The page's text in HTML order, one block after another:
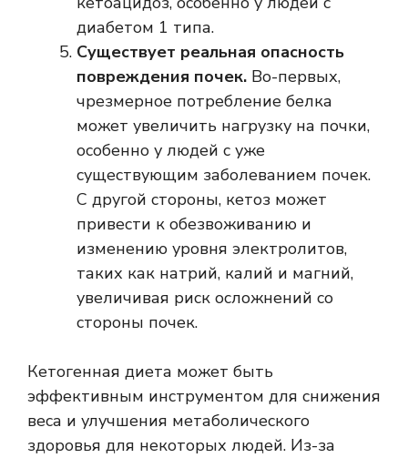
диабетом 1 типа.
Существует реальная опасность
повреждения почек. Во-первых,
чрезмерное потребление белка
может увеличить нагрузку на почки,
особенно у людей с уже
существующим заболеванием почек.
С другой стороны, кетоз может
привести к обезвоживанию и
изменению уровня электролитов,
таких как натрий, калий и магний,
увеличивая риск осложнений со
стороны почек.
Кетогенная диета может быть
эффективным инструментом для снижения
веса и улучшения метаболического
здоровья для некоторых людей. Из-за